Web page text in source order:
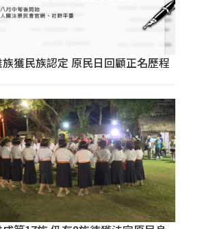
獲民族認定 原民日回顧正名歷程